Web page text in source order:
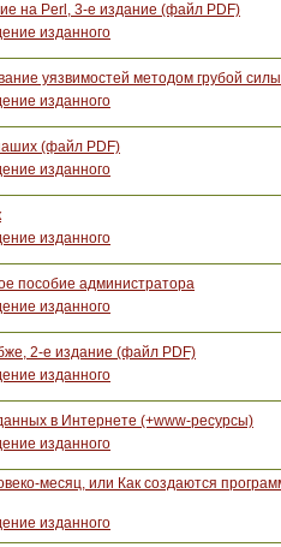
на Perl, 3-е издание (файл PDF)
изданного
уязвимостей методом грубой
изданного
(файл PDF)
изданного
изданного
пособие администратора
изданного
2-е издание (файл PDF)
изданного
в Интернете (+www-ресурсы)
изданного
месяц, или Как создаются
изданного